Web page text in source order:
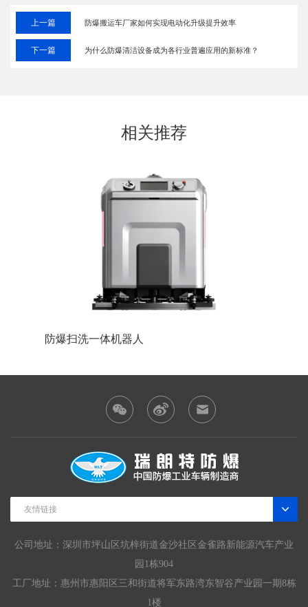
上一篇 防爆搬运车厂家如何实现电动化升级提升效率
下一篇 为什么防爆清洁设备成为各行业普遍应用的新标准？
相关推荐
防爆巡检机器人
友情链接
公司地址：深圳市坪山区坑梓街道金沙社区金雀路新能源汽车产业
园1栋904
工厂地址：惠州市惠阳区三和街道将军东路湾东智谷产业园一期8栋
1楼